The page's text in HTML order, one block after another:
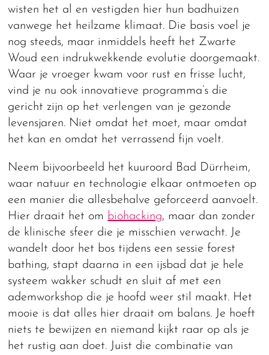
wisten het al en vestigden hier hun badhuizen
vanwege het heilzame klimaat. Die basis voel je
nog steeds, maar inmiddels heeft het Zwarte
Woud een indrukwekkende evolutie doorgemaakt.
Waar je vroeger kwam voor rust en frisse lucht,
vind je nu ook innovatieve programma’s die
gericht zijn op het verlengen van je gezonde
levensjaren. Niet omdat het moet, maar omdat
het kan en omdat het verrassend fijn voelt.
Neem bijvoorbeeld het kuuroord Bad Dürrheim,
waar natuur en technologie elkaar ontmoeten op
een manier die allesbehalve geforceerd aanvoelt.
Hier draait het om biohacking, maar dan zonder
de klinische sfeer die je misschien verwacht. Je
wandelt door het bos tijdens een sessie forest
bathing, stapt daarna in een ijsbad dat je hele
systeem wakker schudt en sluit af met een
ademworkshop die je hoofd weer stil maakt. Het
mooie is dat alles hier draait om balans. Je hoeft
niets te bewijzen en niemand kijkt raar op als je
het rustig aan doet. Juist die combinatie van